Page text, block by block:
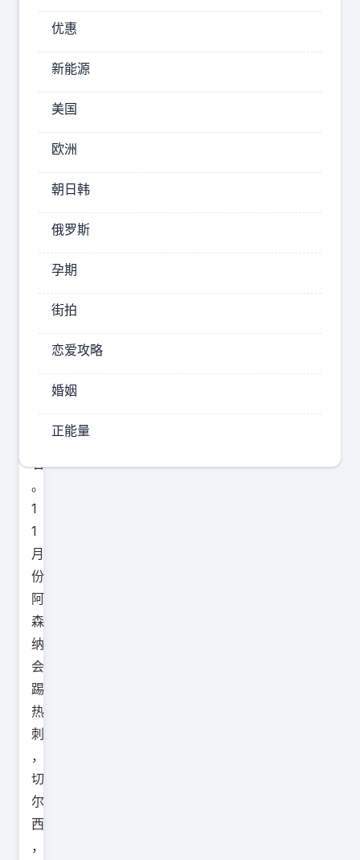
一
剧
阿
先
分
右
。
1
1
月
份
阿
森
纳
会
踢
热
刺
，
切
尔
西
，
优惠
新能源
美国
欧洲
朝日韩
俄罗斯
孕期
街拍
恋爱攻略
婚姻
正能量